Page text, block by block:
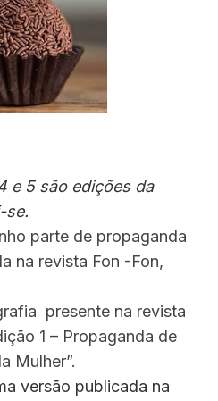
e 5 são edições da
se.
parte de propaganda
na revista Fon -Fon,
presente na revista
1 – Propaganda de
Mulher”.
versão publicada na